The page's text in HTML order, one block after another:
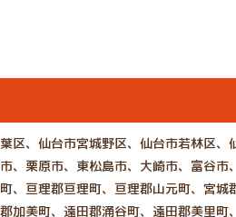
区、仙台市宮城野区、仙台市若林区
、栗原市、東松島市、大崎市、富谷
、亘理郡亘理町、亘理郡山元町、宮
加美町、遠田郡涌谷町、遠田郡美里